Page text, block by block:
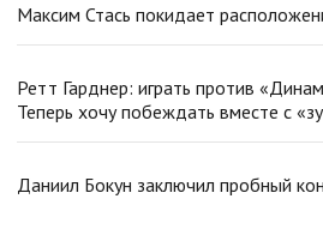
Максим Стась покидает
Ретт Гарднер: играть против
Теперь хочу побеждать вместе с
Даниил Бокун заключил пробный